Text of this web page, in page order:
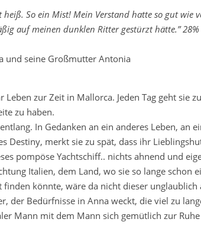
So ein Mist! Mein Verstand hatte so gut wie
auf meinen dunklen Ritter gestürzt hätte.” 28%
und seine Großmutter Antonia
zur Zeit in Mallorca. Jeden Tag geht sie
zu haben.
In Gedanken an ein anderes Leben, an
Destiny, merkt sie zu spät, dass ihr
pompöse Yachtschiff.. nichts ahnend und
Italien, dem Land, wo sie so lange schon
könnte, wäre da nicht dieser unglaublich
der Bedürfnisse in Anna weckt, die viel zu
Mann mit dem Mann sich gemütlich zur